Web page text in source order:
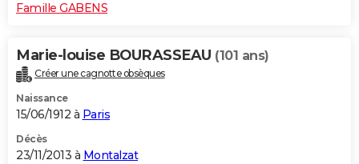
Famille GABENS
Marie-louise BOURASSEAU (101 ans)
Créer une cagnotte obsèques
Naissance
15/06/1912 à Paris
Décès
23/11/2013 à Montalzat